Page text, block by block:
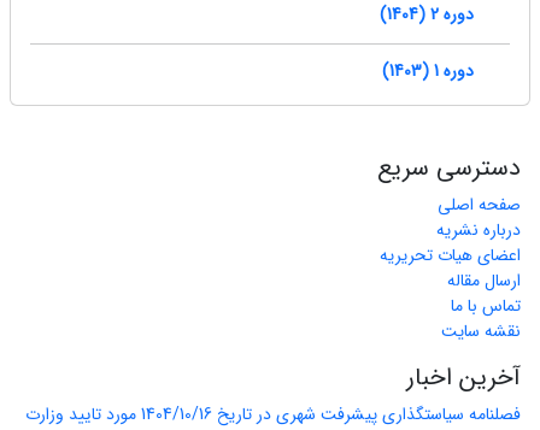
دوره 2 (1404)
دوره 1 (1403)
دسترسی سریع
صفحه اصلی
درباره نشریه
اعضای هیات تحریریه
ارسال مقاله
تماس با ما
نقشه سایت
آخرین اخبار
فصلنامه سیاستگذاری پیشرفت شهری در تاریخ 1404/10/16 مورد تایید وزارت